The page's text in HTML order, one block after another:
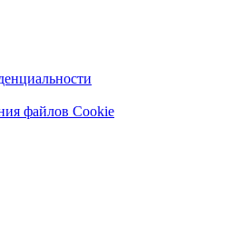
файлов Cookie